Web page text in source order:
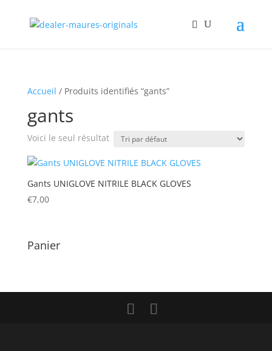
Accueil / Produits identifiés “gants”
gants
Voici le seul résultat
Gants UNIGLOVE NITRILE BLACK GLOVES
€7,00
Panier